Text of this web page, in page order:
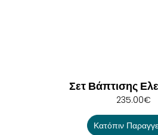
Σετ Βάπτισης
235.00€
Κατόπιν